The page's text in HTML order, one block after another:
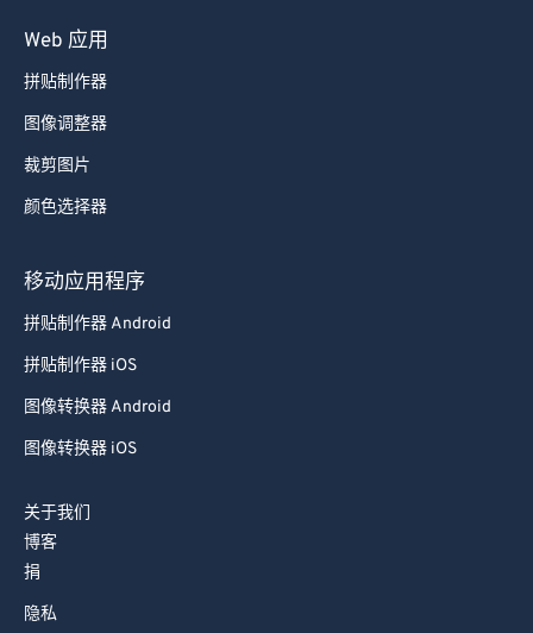
Web 应用
拼贴制作器
图像调整器
裁剪图片
颜色选择器
移动应用程序
拼贴制作器 Android
拼贴制作器 iOS
图像转换器 Android
图像转换器 iOS
关于我们
博客
捐
隐私